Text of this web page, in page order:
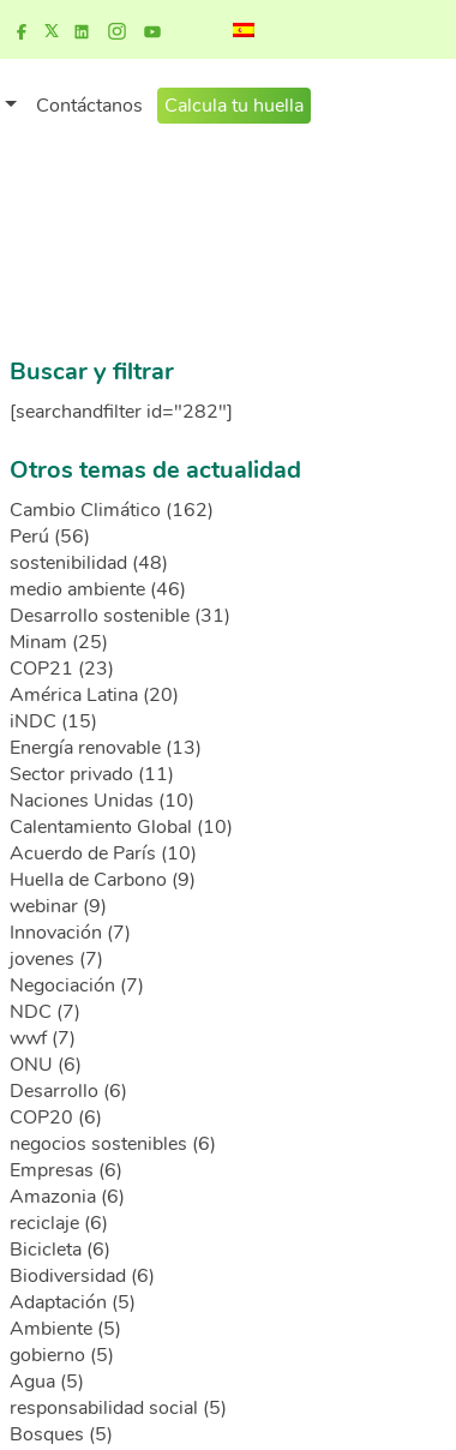
Contáctanos Calcula tu huella
Buscar y filtrar
[searchandfilter id="282"]
Otros temas de actualidad
Cambio Climático (162)
Perú (56)
sostenibilidad (48)
medio ambiente (46)
Desarrollo sostenible (31)
Minam (25)
COP21 (23)
América Latina (20)
iNDC (15)
Energía renovable (13)
Sector privado (11)
Naciones Unidas (10)
Calentamiento Global (10)
Acuerdo de París (10)
Huella de Carbono (9)
webinar (9)
Innovación (7)
jovenes (7)
Negociación (7)
NDC (7)
wwf (7)
ONU (6)
Desarrollo (6)
COP20 (6)
negocios sostenibles (6)
Empresas (6)
Amazonia (6)
reciclaje (6)
Bicicleta (6)
Biodiversidad (6)
Adaptación (5)
Ambiente (5)
gobierno (5)
Agua (5)
responsabilidad social (5)
Bosques (5)